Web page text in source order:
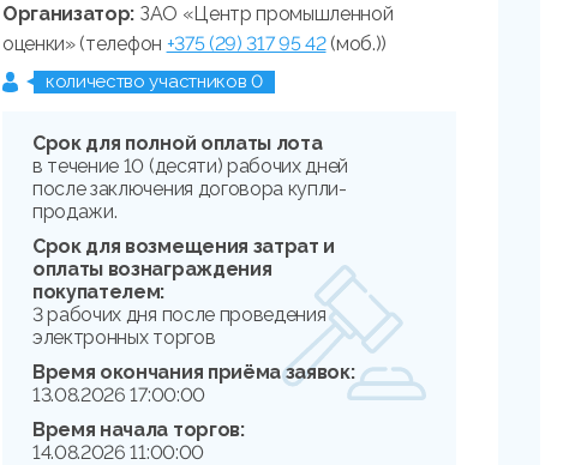
Организатор: ЗАО «Центр промышленной
оценки» (телефон +375 (29) 317 95 42(моб.))
количество участников 0
Срок для полной оплаты лота
в течение 10 (десяти) рабочих дней
после заключения договора купли-
продажи.
Срок для возмещения затрат и
оплаты вознаграждения
покупателем:
3 рабочих дня после проведения
электронных торгов
Время окончания приёма заявок:
13.08.2026 17:00:00
Время начала торгов:
14.08.2026 11:00:00